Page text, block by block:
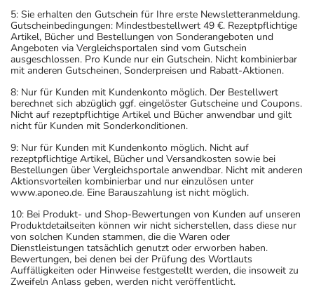
5: Sie erhalten den Gutschein für Ihre erste Newsletteranmeldung.
Gutscheinbedingungen: Mindestbestellwert 49 €. Rezeptpflichtige
Artikel, Bücher und Bestellungen von Sonderangeboten und
Angeboten via Vergleichsportalen sind vom Gutschein
ausgeschlossen. Pro Kunde nur ein Gutschein. Nicht kombinierbar
mit anderen Gutscheinen, Sonderpreisen und Rabatt-Aktionen.
8: Nur für Kunden mit Kundenkonto möglich. Der Bestellwert
berechnet sich abzüglich ggf. eingelöster Gutscheine und Coupons.
Nicht auf rezeptpflichtige Artikel und Bücher anwendbar und gilt
nicht für Kunden mit Sonderkonditionen.
9: Nur für Kunden mit Kundenkonto möglich. Nicht auf
rezeptpflichtige Artikel, Bücher und Versandkosten sowie bei
Bestellungen über Vergleichsportale anwendbar. Nicht mit anderen
Aktionsvorteilen kombinierbar und nur einzulösen unter
www.aponeo.de. Eine Barauszahlung ist nicht möglich.
10: Bei Produkt- und Shop-Bewertungen von Kunden auf unseren
Produktdetailseiten können wir nicht sicherstellen, dass diese nur
von solchen Kunden stammen, die die Waren oder
Dienstleistungen tatsächlich genutzt oder erworben haben.
Bewertungen, bei denen bei der Prüfung des Wortlauts
Auffälligkeiten oder Hinweise festgestellt werden, die insoweit zu
Zweifeln Anlass geben, werden nicht veröffentlicht.